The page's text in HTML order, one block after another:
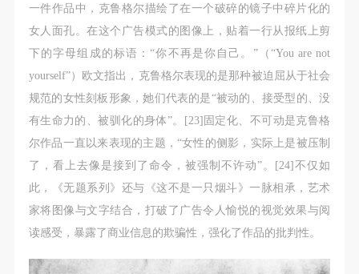
一件作品中，克鲁格尔描绘了在一个破碎的镜子中碎片化的
女人面孔。在这个广告模式的图像上，贴着一行从报纸上剪
下的字母组成的标语：“你不再是你自己。”（“You are not
yourself”）欧文指出，克鲁格尔表现的是那种被迫屈从于社会
规范的女性刻板形象，她们代表的是“被动的、接受型的、没
有生命力的、被驯化的身体”。[23]固定化、不可动是克鲁格
尔作品一直以来表现的主题，“女性的侧影，实际上是被压制
了，看上去像是接到了命令，被强制不许动”。[24]不仅如
此，《无题系列》还与《这不是一只烟斗》一脉相承，艺术
家将图像与文字结合，打破了广告令人愉悦的视觉效果与阅
读感受，暴露了商业信息的欺骗性，强化了作品的批判性。